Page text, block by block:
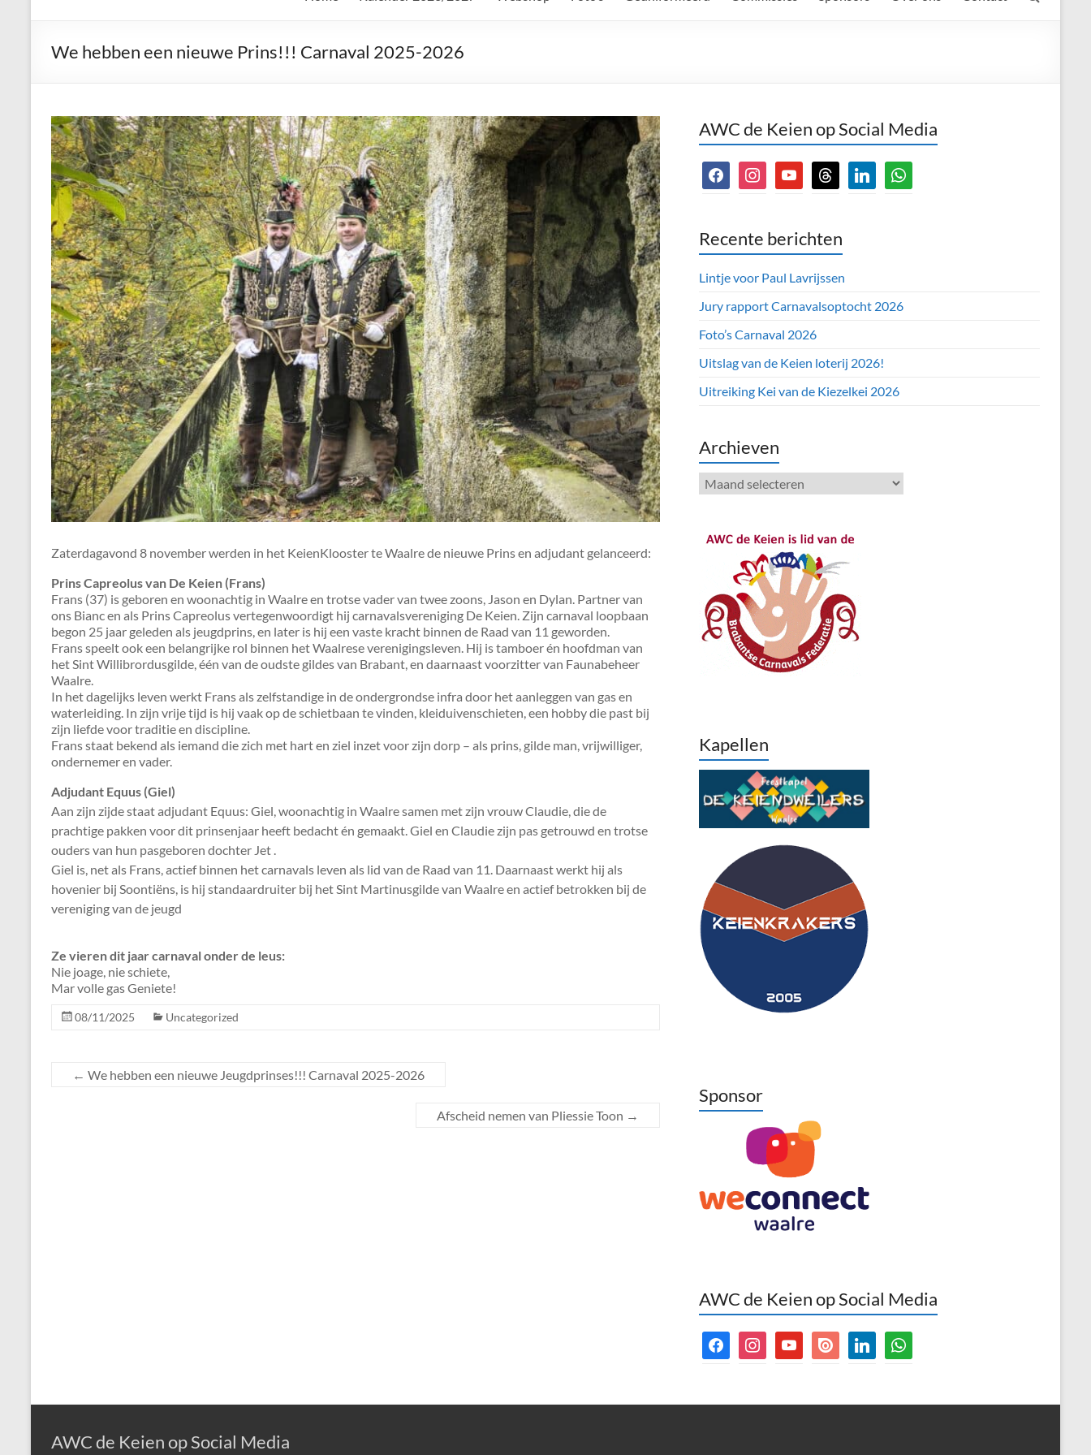
Keien
Carnavalsvereniging
De
Keien
We hebben een nieuwe Prins!!! Carnaval 2025-2026
Zaterdagavond 8 november werden in het KeienKlooster te Waalre de nieuwe Prins en adjudant gelanceerd:
Prins Capreolus van De Keien (Frans)
Frans (37) is geboren en woonachtig in Waalre en trotse vader van twee zoons, Jason en Dylan. Partner van
ons Bianc en als Prins Capreolus vertegenwoordigt hij carnavalsvereniging De Keien. Zijn carnaval loopbaan
begon 25 jaar geleden als jeugdprins, en later is hij een vaste kracht binnen de Raad van 11 geworden.
Frans speelt ook een belangrijke rol binnen het Waalrese verenigingsleven. Hij is tamboer én hoofdman van
het Sint Willibrordusgilde, één van de oudste gildes van Brabant, en daarnaast voorzitter van Faunabeheer
Waalre.
In het dagelijks leven werkt Frans als zelfstandige in de ondergrondse infra door het aanleggen van gas en
waterleiding. In zijn vrije tijd is hij vaak op de schietbaan te vinden, kleiduivenschieten, een hobby die past bij
zijn liefde voor traditie en discipline.
Frans staat bekend als iemand die zich met hart en ziel inzet voor zijn dorp – als prins, gilde man, vrijwilliger,
ondernemer en vader.
Adjudant Equus (Giel)
Aan zijn zijde staat adjudant Equus: Giel, woonachtig in Waalre samen met zijn vrouw Claudie, die de
prachtige pakken voor dit prinsenjaar heeft bedacht én gemaakt. Giel en Claudie zijn pas getrouwd en trotse
ouders van hun pasgeboren dochter Jet .
Giel is, net als Frans, actief binnen het carnavals leven als lid van de Raad van 11. Daarnaast werkt hij als
hovenier bij Soontiëns, is hij standaardruiter bij het Sint Martinusgilde van Waalre en actief betrokken bij de
vereniging van de jeugd
Ze vieren dit jaar carnaval onder de leus:
Nie joage, nie schiete,
Mar volle gas Geniete!
08/11/2025 Uncategorized
← We hebben een nieuwe Jeugdprinses!!! Carnaval 2025-2026
Afscheid nemen van Pliessie Toon →
AWC de Keien op Social Media
facebookinstagramyoutubethreads linkedinwhatsapp
Recente berichten
Lintje voor Paul Lavrijssen
Jury rapport Carnavalsoptocht 2026
Foto’s Carnaval 2026
Uitslag van de Keien loterij 2026!
Uitreiking Kei van de Kiezelkei 2026
Archieven
Archieven
Kapellen
Sponsor
AWC de Keien op Social Media
facebookinstagramyoutubeissuu linkedinwhatsapp
AWC de Keien op Social Media